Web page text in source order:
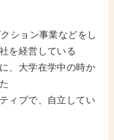
ション事業などをし
を経営している
、大学在学中の時か
ィブで、自立してい